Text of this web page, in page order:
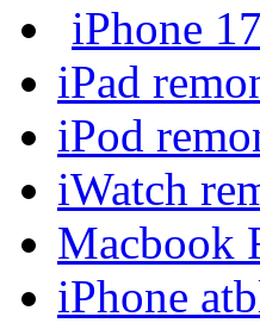
iPhone
iPad
iPod
iWatch
Macbook
iPhone